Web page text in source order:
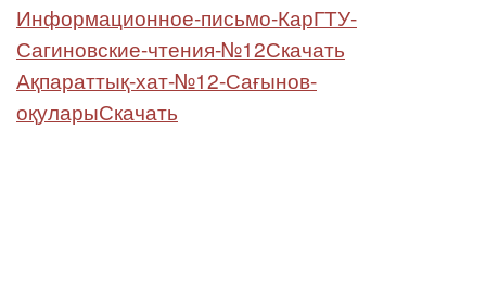
Информационное-письмо-КарГТУ-
Сагиновские-чтения-№12Скачать
Ақпараттық-хат-№12-Сағынов-
оқуларыСкачать